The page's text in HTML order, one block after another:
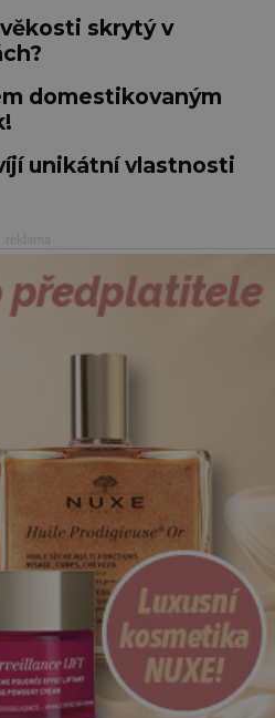
skrytý v
domestikovaným
unikátní vlastnosti